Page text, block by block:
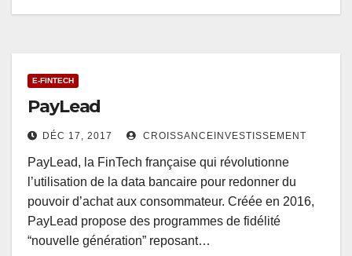
E-FINTECH
PayLead
DÉC 17, 2017 CROISSANCEINVESTISSEMENT
PayLead, la FinTech française qui révolutionne
l’utilisation de la data bancaire pour redonner du
pouvoir d’achat aux consommateur. Créée en 2016,
PayLead propose des programmes de fidélité
“nouvelle génération” reposant…